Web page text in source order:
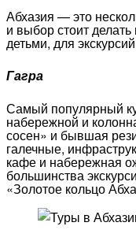
Абхазия — это
и выбор стоит
детьми, для
Гагра
Самый популярный
набережной и
сосен» и бывшая
галечные,
кафе и набережная
большинства
«Золотое кольцо